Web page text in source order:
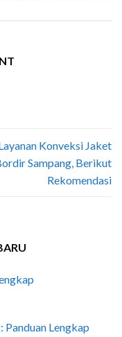
Konveksi Jaket
Sampang, Berikut
Rekomendasi
Panduan Lengkap